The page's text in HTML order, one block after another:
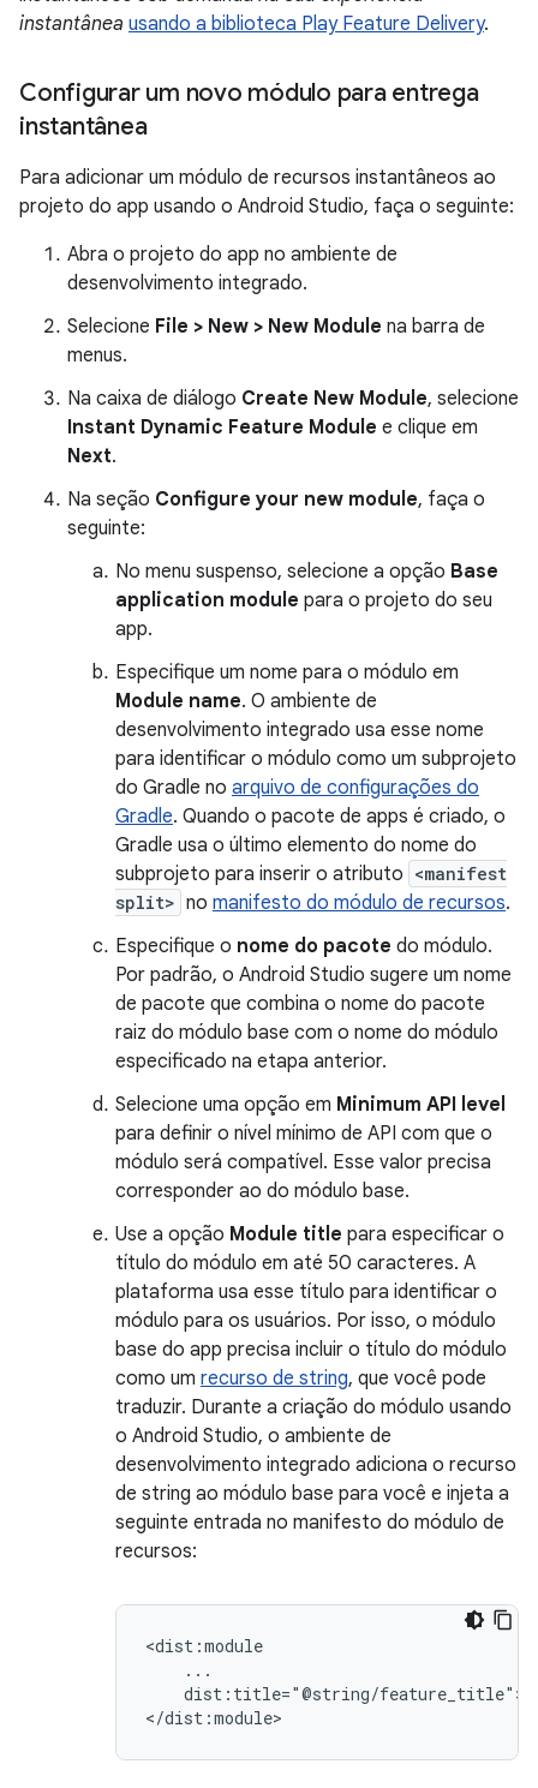
instantânea usando a biblioteca Play Feature Delivery.
Configurar um novo módulo para entrega
instantânea
Para adicionar um módulo de recursos instantâneos ao
projeto do app usando o Android Studio, faça o seguinte:
Abra o projeto do app no ambiente de
desenvolvimento integrado.
Selecione File > New > New Module na barra de
menus.
Na caixa de diálogo Create New Module, selecione
Instant Dynamic Feature Module e clique em
Next.
Na seção Configure your new module, faça o
seguinte:
No menu suspenso, selecione a opção Base
application module para o projeto do seu
app.
Especifique um nome para o módulo em
Module name. O ambiente de
desenvolvimento integrado usa esse nome
para identificar o módulo como um subprojeto
do Gradle no arquivo de configurações do
Gradle. Quando o pacote de apps é criado, o
Gradle usa o último elemento do nome do
subprojeto para inserir o atributo <manifest
split> no manifesto do módulo de recursos.
Especifique o nome do pacote do módulo.
Por padrão, o Android Studio sugere um nome
de pacote que combina o nome do pacote
raiz do módulo base com o nome do módulo
especificado na etapa anterior.
Selecione uma opção em Minimum API level
para definir o nível mínimo de API com que o
módulo será compatível. Esse valor precisa
corresponder ao do módulo base.
Use a opção Module title para especificar o
título do módulo em até 50 caracteres. A
plataforma usa esse título para identificar o
módulo para os usuários. Por isso, o módulo
base do app precisa incluir o título do módulo
como um recurso de string, que você pode
traduzir. Durante a criação do módulo usando
o Android Studio, o ambiente de
desenvolvimento integrado adiciona o recurso
de string ao módulo base para você e injeta a
seguinte entrada no manifesto do módulo de
recursos:
dist:title="@string/feature_title">